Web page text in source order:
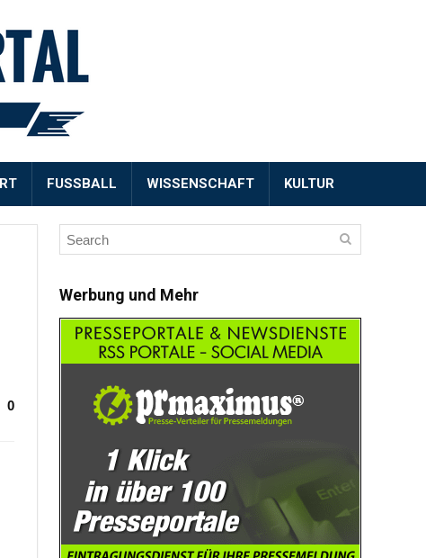
FUSSBALL WISSENSCHAFT KULTUR
0
Werbung und Mehr